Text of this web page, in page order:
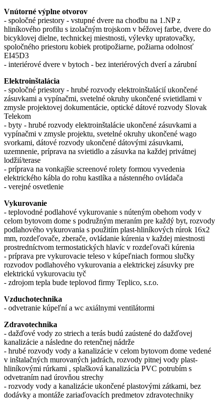
Vnútorné výplne otvorov
- spoločné priestory - vstupné dvere na chodbu na 1.NP z
hliníkového profilu s izolačným trojskom v béžovej farbe, dvere do
bicyklovej dielne, technickej miestnosti, výlevky upratovačky,
spoločného priestoru kobiek protipožiarne, požiarna odolnosť
EI45D3
- interiérové dvere v bytoch - bez interiérových dverí a zárubní
Elektroinštalácia
- spoločné priestory - hrubé rozvody elektroinštalácií ukončené
zásuvkami a vypínačmi, svetelné okruhy ukončené svietidlami v
zmysle projektovej dokumentácie, optické dátové rozvody Slovak
Telekom
- byty - hrubé rozvody elektroinštalácie ukončené zásuvkami a
vypínačmi v zmysle projektu, svetelné okruhy ukončené wago
svorkami, dátové rozvody ukončené dátovými zásuvkami,
uzemnenie, príprava na svietidlo a zásuvka na každej privátnej
lodžií/terase
- príprava na vonkajšie screenové rolety formou vyvedenia
elektrického kábla do rohu kastlíka a nástenného ovládača
- verejné osvetlenie
Vykurovanie
- teplovodné podlahové vykurovanie s núteným obehom vody v
celom bytovom dome s podružným meraním pre každý byt, rozvody
podlahového vykurovania s použitím plast-hliníkových rúrok 16x2
mm, rozdeľovače, zberače, ovládanie kúrenia v každej miestnosti
prostredníctvom termostatických hlavíc v rozdeľovači kúrenia
- príprava pre vykurovacie teleso v kúpeľniach formou slučky
rozvodov podlahového vykurovania a elektrickej zásuvky pre
elektrickú vykurovaciu tyč
- zdrojom tepla bude teplovod firmy Teplico, s.r.o.
Vzduchotechnika
- odvetranie kúpeľní a wc axiálnymi ventilátormi
Zdravotechnika
- dažďové vody zo striech a terás budú zaústené do dažďovej
kanalizácie a následne do retenčnej nádrže
- hrubé rozvody vody a kanalizácie v celom bytovom dome vedené
v inštalačných murovaných jadrách, rozvody pitnej vody plast-
hliníkovými rúrkami , splašková kanalizácia PVC potrubím s
odvetraním nad úrovňou strechy
- rozvody vody a kanalizácie ukončené plastovými zátkami, bez
dodávky a montáže zariaďovacích predmetov zdravotechniky